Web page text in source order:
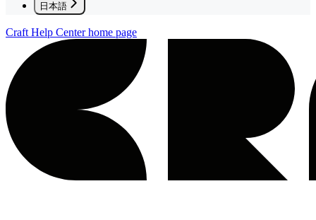
日本語
Craft Help Centerhome page